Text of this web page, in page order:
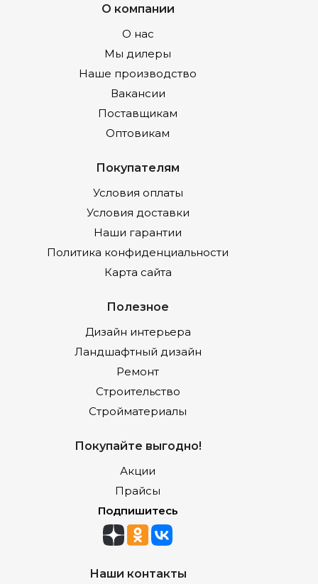
О компании
О нас
Мы дилеры
Наше производство
Вакансии
Поставщикам
Оптовикам
Покупателям
Условия оплаты
Условия доставки
Наши гарантии
Политика конфиденциальности
Карта сайта
Полезное
Дизайн интерьера
Ландшафтный дизайн
Ремонт
Строительство
Стройматериалы
Покупайте выгодно!
Акции
Прайсы
Подпишитесь
Наши контакты